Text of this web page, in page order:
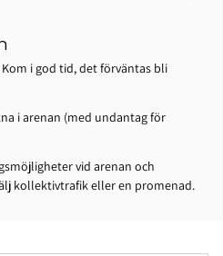
i god tid, det förväntas bli
i arenan (med undantag för
vid arenan och
kollektivtrafik eller en promenad.